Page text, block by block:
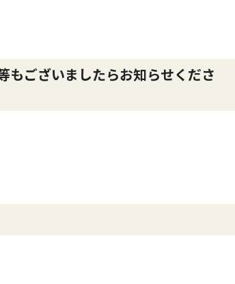
もございましたらお知らせくださ